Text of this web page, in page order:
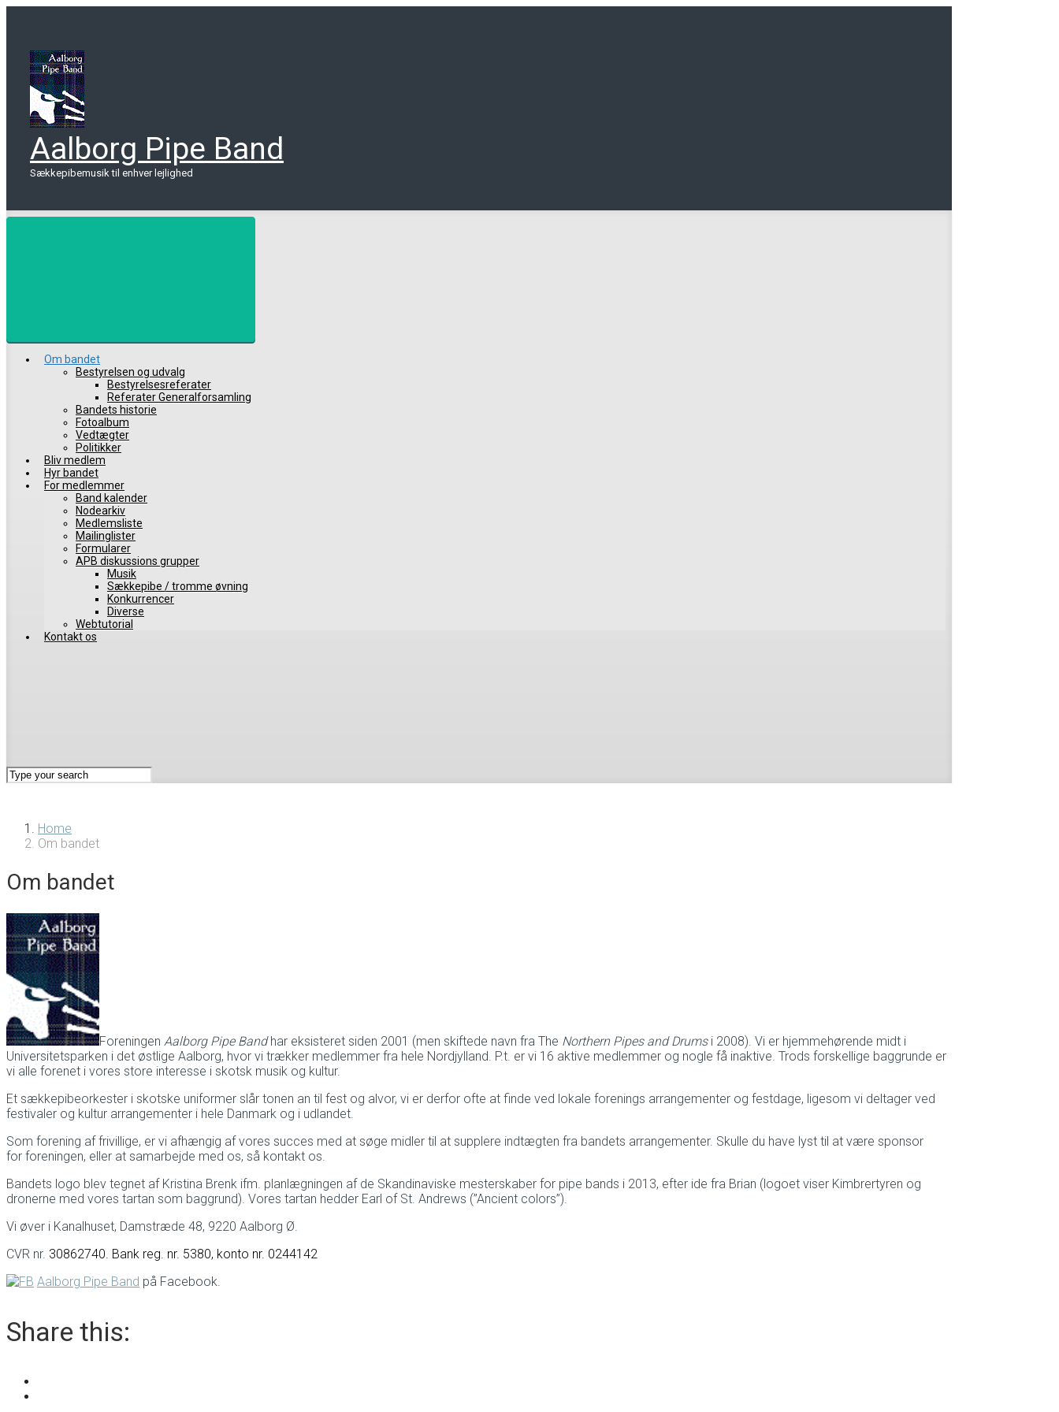
content
Aalborg Pipe Band
Sækkepibemusik til enhver lejlighed
Om bandet
Bestyrelsen og udvalg
Bestyrelsesreferater
Referater Generalforsamling
Bandets historie
Fotoalbum
Vedtægter
Politikker
Bliv medlem
Hyr bandet
For medlemmer
Band kalender
Nodearkiv
Medlemsliste
Mailinglister
Formularer
APB diskussions grupper
Musik
Sækkepibe / tromme øvning
Konkurrencer
Diverse
Webtutorial
Kontakt os
Home
Om bandet
Om bandet
Foreningen Aalborg Pipe Bandhar eksisteret siden 2001 (men skiftede navn fra The Northern Pipes and Drumsi 2008). Vi er hjemmehørende midt i
Universitetsparken i det østlige Aalborg, hvor vi trækker medlemmer fra hele Nordjylland. P.t. er vi 16 aktive medlemmer og nogle få inaktive. Trods forskellige baggrunde er
vi alle forenet i vores store interesse i skotsk musik og kultur.
Et sækkepibeorkester i skotske uniformer slår tonen an til fest og alvor, vi er derfor ofte at finde ved lokale forenings arrangementer og festdage, ligesom vi deltager ved
festivaler og kultur arrangementer i hele Danmark og i udlandet.
Som forening af frivillige, er vi afhængig af vores succes med at søge midler til at supplere indtægten fra bandets arrangementer. Skulle du have lyst til at være sponsor
for foreningen, eller at samarbejde med os, så kontakt os.
Bandets logo blev tegnet af Kristina Brenk ifm. planlægningen af de Skandinaviske mesterskaber for pipe bands i 2013, efter ide fra Brian (logoet viser Kimbrertyren og
dronerne med vores tartan som baggrund). Vores tartan hedder Earl of St. Andrews (”Ancient colors”).
Vi øver i Kanalhuset, Damstræde 48, 9220 Aalborg Ø.
CVR nr. 30862740. Bank reg. nr. 5380, konto nr. 0244142
Aalborg Pipe Band på Facebook.
Share this: